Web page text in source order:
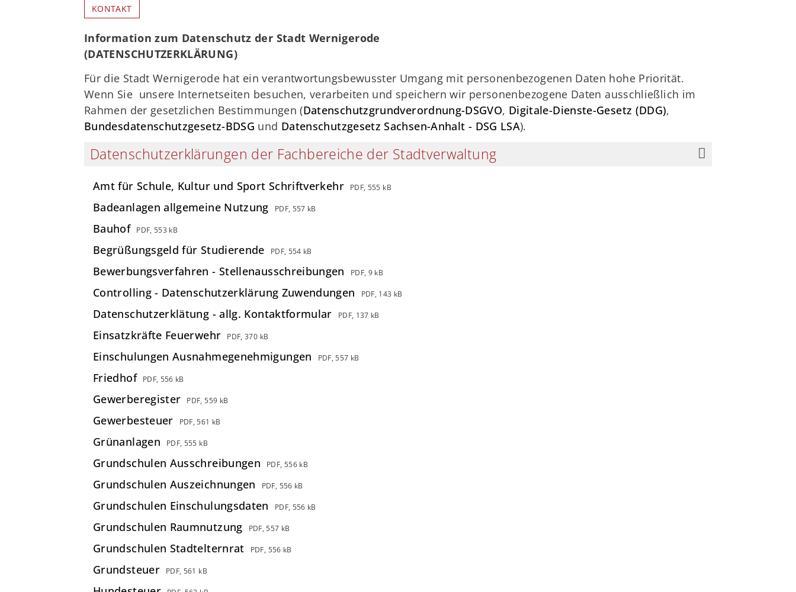
KONTAKT
Information zum Datenschutz der Stadt Wernigerode
(DATENSCHUTZERKLÄRUNG)
Für die Stadt Wernigerode hat ein verantwortungsbewusster Umgang mit personenbezogenen Daten hohe Priorität.
Wenn Sie unsere Internetseiten besuchen, verarbeiten und speichern wir personenbezogene Daten ausschließlich im
Rahmen der gesetzlichen Bestimmungen (Datenschutzgrundverordnung-DSGVO, Digitale-Dienste-Gesetz (DDG),
Bundesdatenschutzgesetz-BDSG und Datenschutzgesetz Sachsen-Anhalt - DSG LSA).
Datenschutzerklärungen der Fachbereiche der Stadtverwaltung
Amt für Schule, Kultur und Sport Schriftverkehr PDF, 555 kB
Badeanlagen allgemeine Nutzung PDF, 557 kB
Bauhof PDF, 553 kB
Begrüßungsgeld für Studierende PDF, 554 kB
Bewerbungsverfahren - Stellenausschreibungen PDF, 9 kB
Controlling - Datenschutzerklärung Zuwendungen PDF, 143 kB
Datenschutzerklätung - allg. Kontaktformular PDF, 137 kB
Einsatzkräfte Feuerwehr PDF, 370 kB
Einschulungen Ausnahmegenehmigungen PDF, 557 kB
Friedhof PDF, 556 kB
Gewerberegister PDF, 559 kB
Gewerbesteuer PDF, 561 kB
Grünanlagen PDF, 555 kB
Grundschulen Ausschreibungen PDF, 556 kB
Grundschulen Auszeichnungen PDF, 556 kB
Grundschulen Einschulungsdaten PDF, 556 kB
Grundschulen Raumnutzung PDF, 557 kB
Grundschulen Stadtelternrat PDF, 556 kB
Grundsteuer PDF, 561 kB